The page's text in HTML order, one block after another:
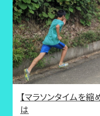
【マラソンタイムを
は